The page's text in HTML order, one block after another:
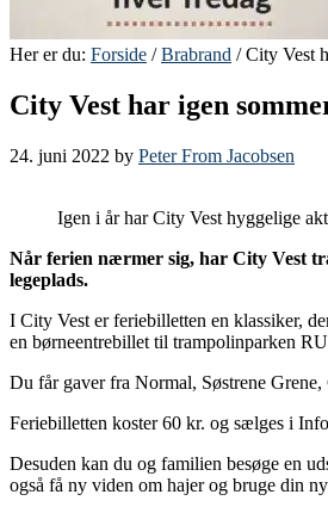
Her er du: Forside /Brabrand / City Vest
City Vest har igen
24. juni 2022 by Peter From Jacobsen
Igen i år har City Vest hyggelige
Når ferien nærmer sig, har City Vest
legeplads.
I City Vest er feriebilletten en klassiker,
en børneentrebillet til trampolinparken
Du får gaver fra Normal, Søstrene
Feriebilletten koster 60 kr. og sælges i
Desuden kan du og familien besøge en
også få ny viden om hajer og bruge din